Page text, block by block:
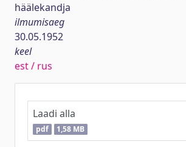
häälekandja
ilmumisaeg
30.05.1952
keel
est / rus
Laadi alla
pdf 1,58 MB